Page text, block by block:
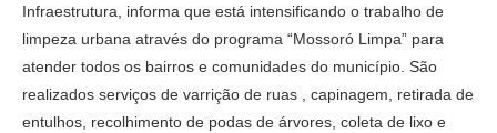
Infraestrutura, informa que está intensificando o trabalho de
limpeza urbana através do programa “Mossoró Limpa” para
atender todos os bairros e comunidades do município. São
realizados serviços de varrição de ruas , capinagem, retirada de
entulhos, recolhimento de podas de árvores, coleta de lixo e